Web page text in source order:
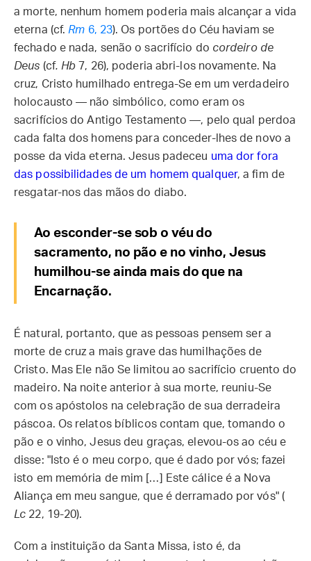
a morte, nenhum homem poderia mais alcançar a vida
eterna (cf. Rm 6, 23). Os portões do Céu haviam se
fechado e nada, senão o sacrifício do cordeiro de
Deus (cf. Hb 7, 26), poderia abri-los novamente. Na
cruz, Cristo humilhado entrega-Se em um verdadeiro
holocausto — não simbólico, como eram os
sacrifícios do Antigo Testamento —, pelo qual perdoa
cada falta dos homens para conceder-lhes de novo a
posse da vida eterna. Jesus padeceu uma dor fora
das possibilidades de um homem qualquer, a fim de
resgatar-nos das mãos do diabo.
Ao esconder-se sob o véu do
sacramento, no pão e no vinho, Jesus
humilhou-se ainda mais do que na
Encarnação.
É natural, portanto, que as pessoas pensem ser a
morte de cruz a mais grave das humilhações de
Cristo. Mas Ele não Se limitou ao sacrifício cruento do
madeiro. Na noite anterior à sua morte, reuniu-Se
com os apóstolos na celebração de sua derradeira
páscoa. Os relatos bíblicos contam que, tomando o
pão e o vinho, Jesus deu graças, elevou-os ao céu e
disse: "Isto é o meu corpo, que é dado por vós; fazei
isto em memória de mim […] Este cálice é a Nova
Aliança em meu sangue, que é derramado por vós" (
Lc 22, 19-20).
Com a instituição da Santa Missa, isto é, da